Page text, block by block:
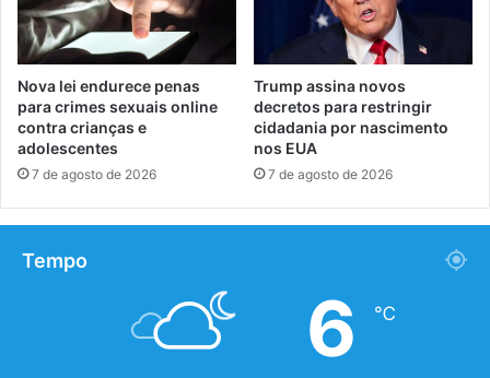
Nova lei endurece penas
para crimes sexuais online
contra crianças e
adolescentes
7 de agosto de 2026
Trump assina novos
decretos para restringir
cidadania por nascimento
nos EUA
7 de agosto de 2026
Tempo
6 ℃